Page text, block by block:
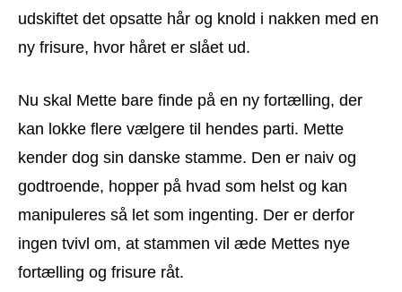
udskiftet det opsatte hår og knold i nakken med en
ny frisure, hvor håret er slået ud.
Nu skal Mette bare finde på en ny fortælling, der
kan lokke flere vælgere til hendes parti. Mette
kender dog sin danske stamme. Den er naiv og
godtroende, hopper på hvad som helst og kan
manipuleres så let som ingenting. Der er derfor
ingen tvivl om, at stammen vil æde Mettes nye
fortælling og frisure råt.